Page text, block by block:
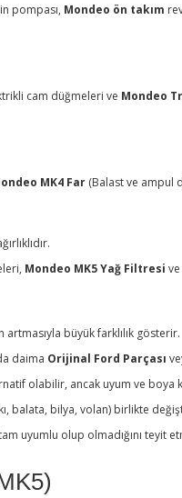
pompası, Mondeo ön takım
cam düğmeleri ve Mondeo
MK4 Far (Balast ve ampul
Mondeo MK5 Yağ Filtresi
büyük farklılık gösterir.
daima Orijinal Ford Parçası
olabilir, ancak uyum ve boya
balata, bilya, volan) birlikte
uyumlu olup olmadığını teyit